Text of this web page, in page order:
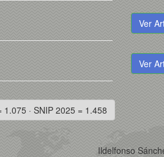
Ver
Ver
1.075 · SNIP 2025 = 1.458
Ildelfonso